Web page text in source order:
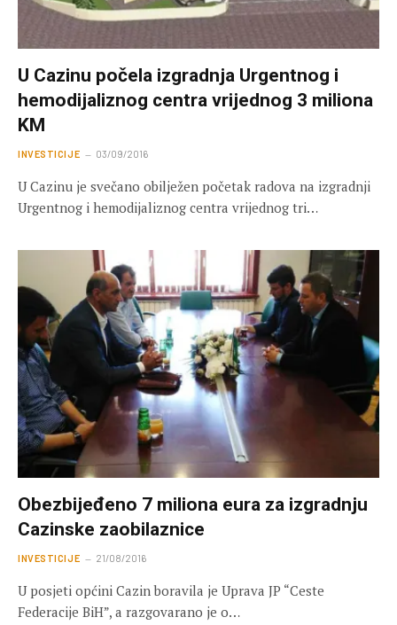
U Cazinu počela izgradnja Urgentnog i
hemodijaliznog centra vrijednog 3 miliona
KM
INVESTICIJE 03/09/2016
U Cazinu je svečano obilježen početak radova na izgradnji
Urgentnog i hemodijaliznog centra vrijednog tri…
Obezbijeđeno 7 miliona eura za izgradnju
Cazinske zaobilaznice
INVESTICIJE 21/08/2016
U posjeti općini Cazin boravila je Uprava JP “Ceste
Federacije BiH”, a razgovarano je o…